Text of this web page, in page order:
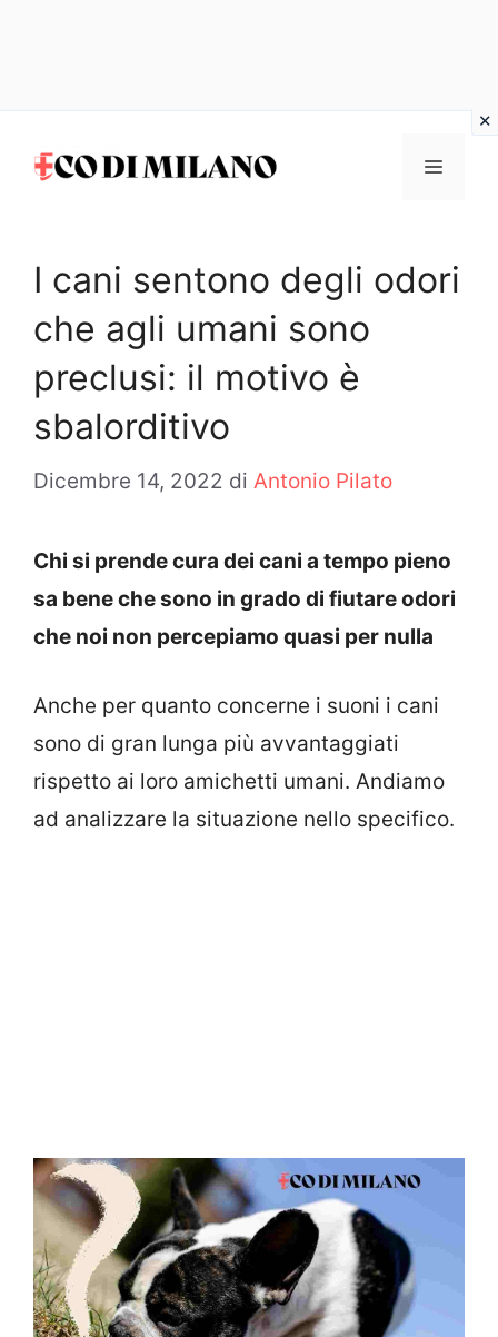
MENU
I cani sentono degli odori
che agli umani sono
preclusi: il motivo è
sbalorditivo
Dicembre 14, 2022 di Antonio Pilato
Chi si prende cura dei cani a tempo pieno
sa bene che sono in grado di fiutare odori
che noi non percepiamo quasi per nulla
Anche per quanto concerne i suoni i cani
sono di gran lunga più avvantaggiati
rispetto ai loro amichetti umani. Andiamo
ad analizzare la situazione nello specifico.